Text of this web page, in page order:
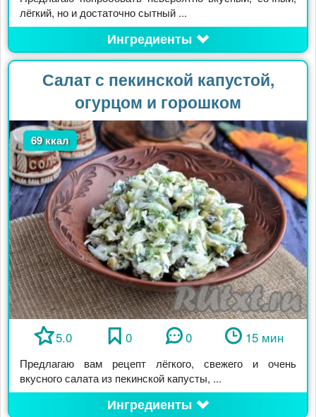
лёгкий, но и достаточно сытный ...
Ингредиенты
Салат с пекинской капустой,
огурцом и горошком
69 ккал
5.0 0 0 15 мин
Предлагаю вам рецепт лёгкого, свежего и очень
вкусного салата из пекинской капусты, ...
Ингредиенты